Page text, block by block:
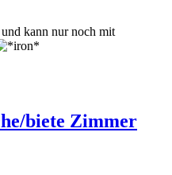
kann nur noch mit
biete Zimmer